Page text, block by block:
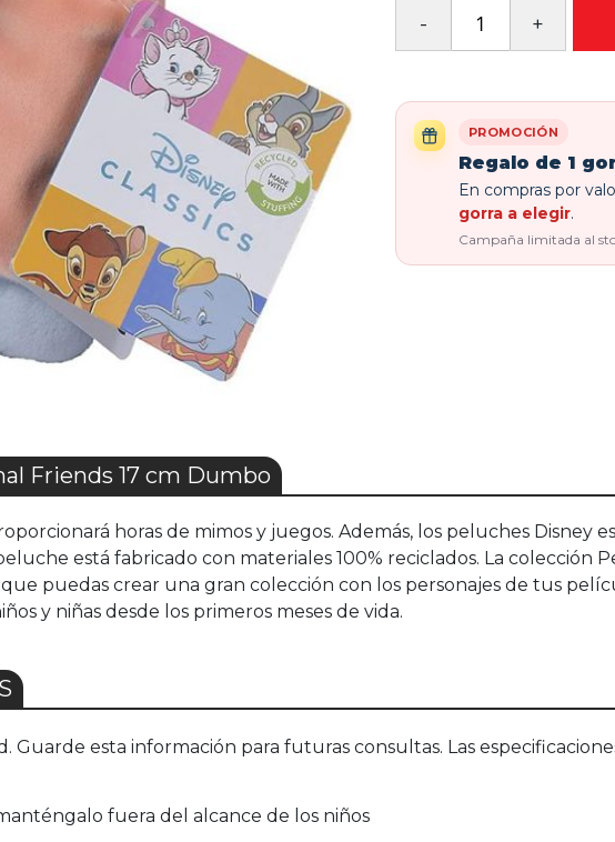
PROMOCIÓN
Regalo de 1
En compras por
gorra a elegir.
Campaña limitada al
Friends 17 cm Dumbo
horas de mimos y juegos. Además, los peluches Disney
está fabricado con materiales 100% reciclados. La colección
puedas crear una gran colección con los personajes de tus
y niñas desde los primeros meses de vida.
Guarde esta información para futuras consultas. Las
fuera del alcance de los niños